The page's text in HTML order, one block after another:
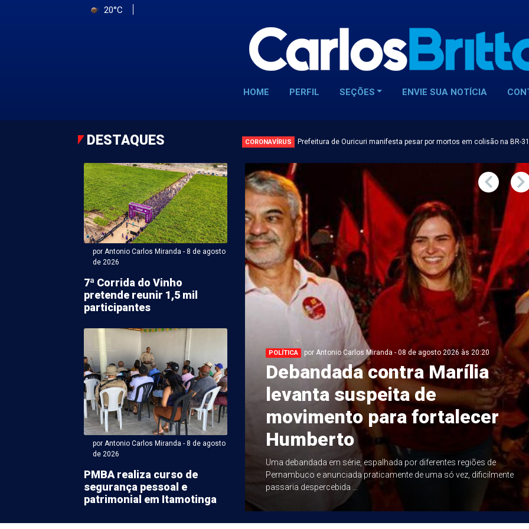
20°C
HOME PERFIL SEÇÕES ENVIE SUA NOTÍCIA
DESTAQUES CORONAVÍRUS Prefeitura de Ouricuri manifesta pesar por mortos em colisão na BR-
por Antonio Carlos Miranda - 8 de agosto
de 2026
7ª Corrida do Vinho
pretende reunir 1,5 mil
participantes
por Antonio Carlos Miranda - 8 de agosto
de 2026
PMBA realiza curso de
segurança pessoal e
patrimonial em Itamotinga
Carlos Miranda - 08 de agosto 2026 às 15:26
autua 10 falsos
de educação
escolas de PE
de Educação Física da 12ª Região/Pernambuco
POLÍTICA por Antonio Carlos Miranda - 08 de agosto 2026 às 20:20
Debandada contra Marília
levanta suspeita de
movimento para fortalecer
Humberto
Uma debandada em série, espalhada por diferentes regiões de
Pernambuco e anunciada praticamente de uma só vez, dificilmente
passaria despercebida ...